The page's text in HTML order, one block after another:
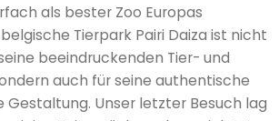
als bester Zoo Europas
Tierpark Pairi Daiza ist nicht
beeindruckenden Tier- und
auch für seine authentische
Unser letzter Besuch lag